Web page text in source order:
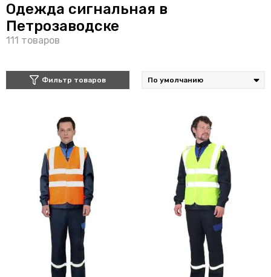
Одежда сигнальная в
Петрозаводске
Фильтр товаров